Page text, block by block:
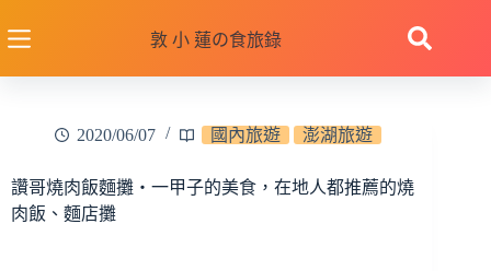
至
敦 小 蓮の食旅錄
2020/06/07 國內旅遊 澎湖旅遊
讚哥燒肉飯麵攤‧一甲子的美食，在地人都推薦的燒
肉飯、麵店攤